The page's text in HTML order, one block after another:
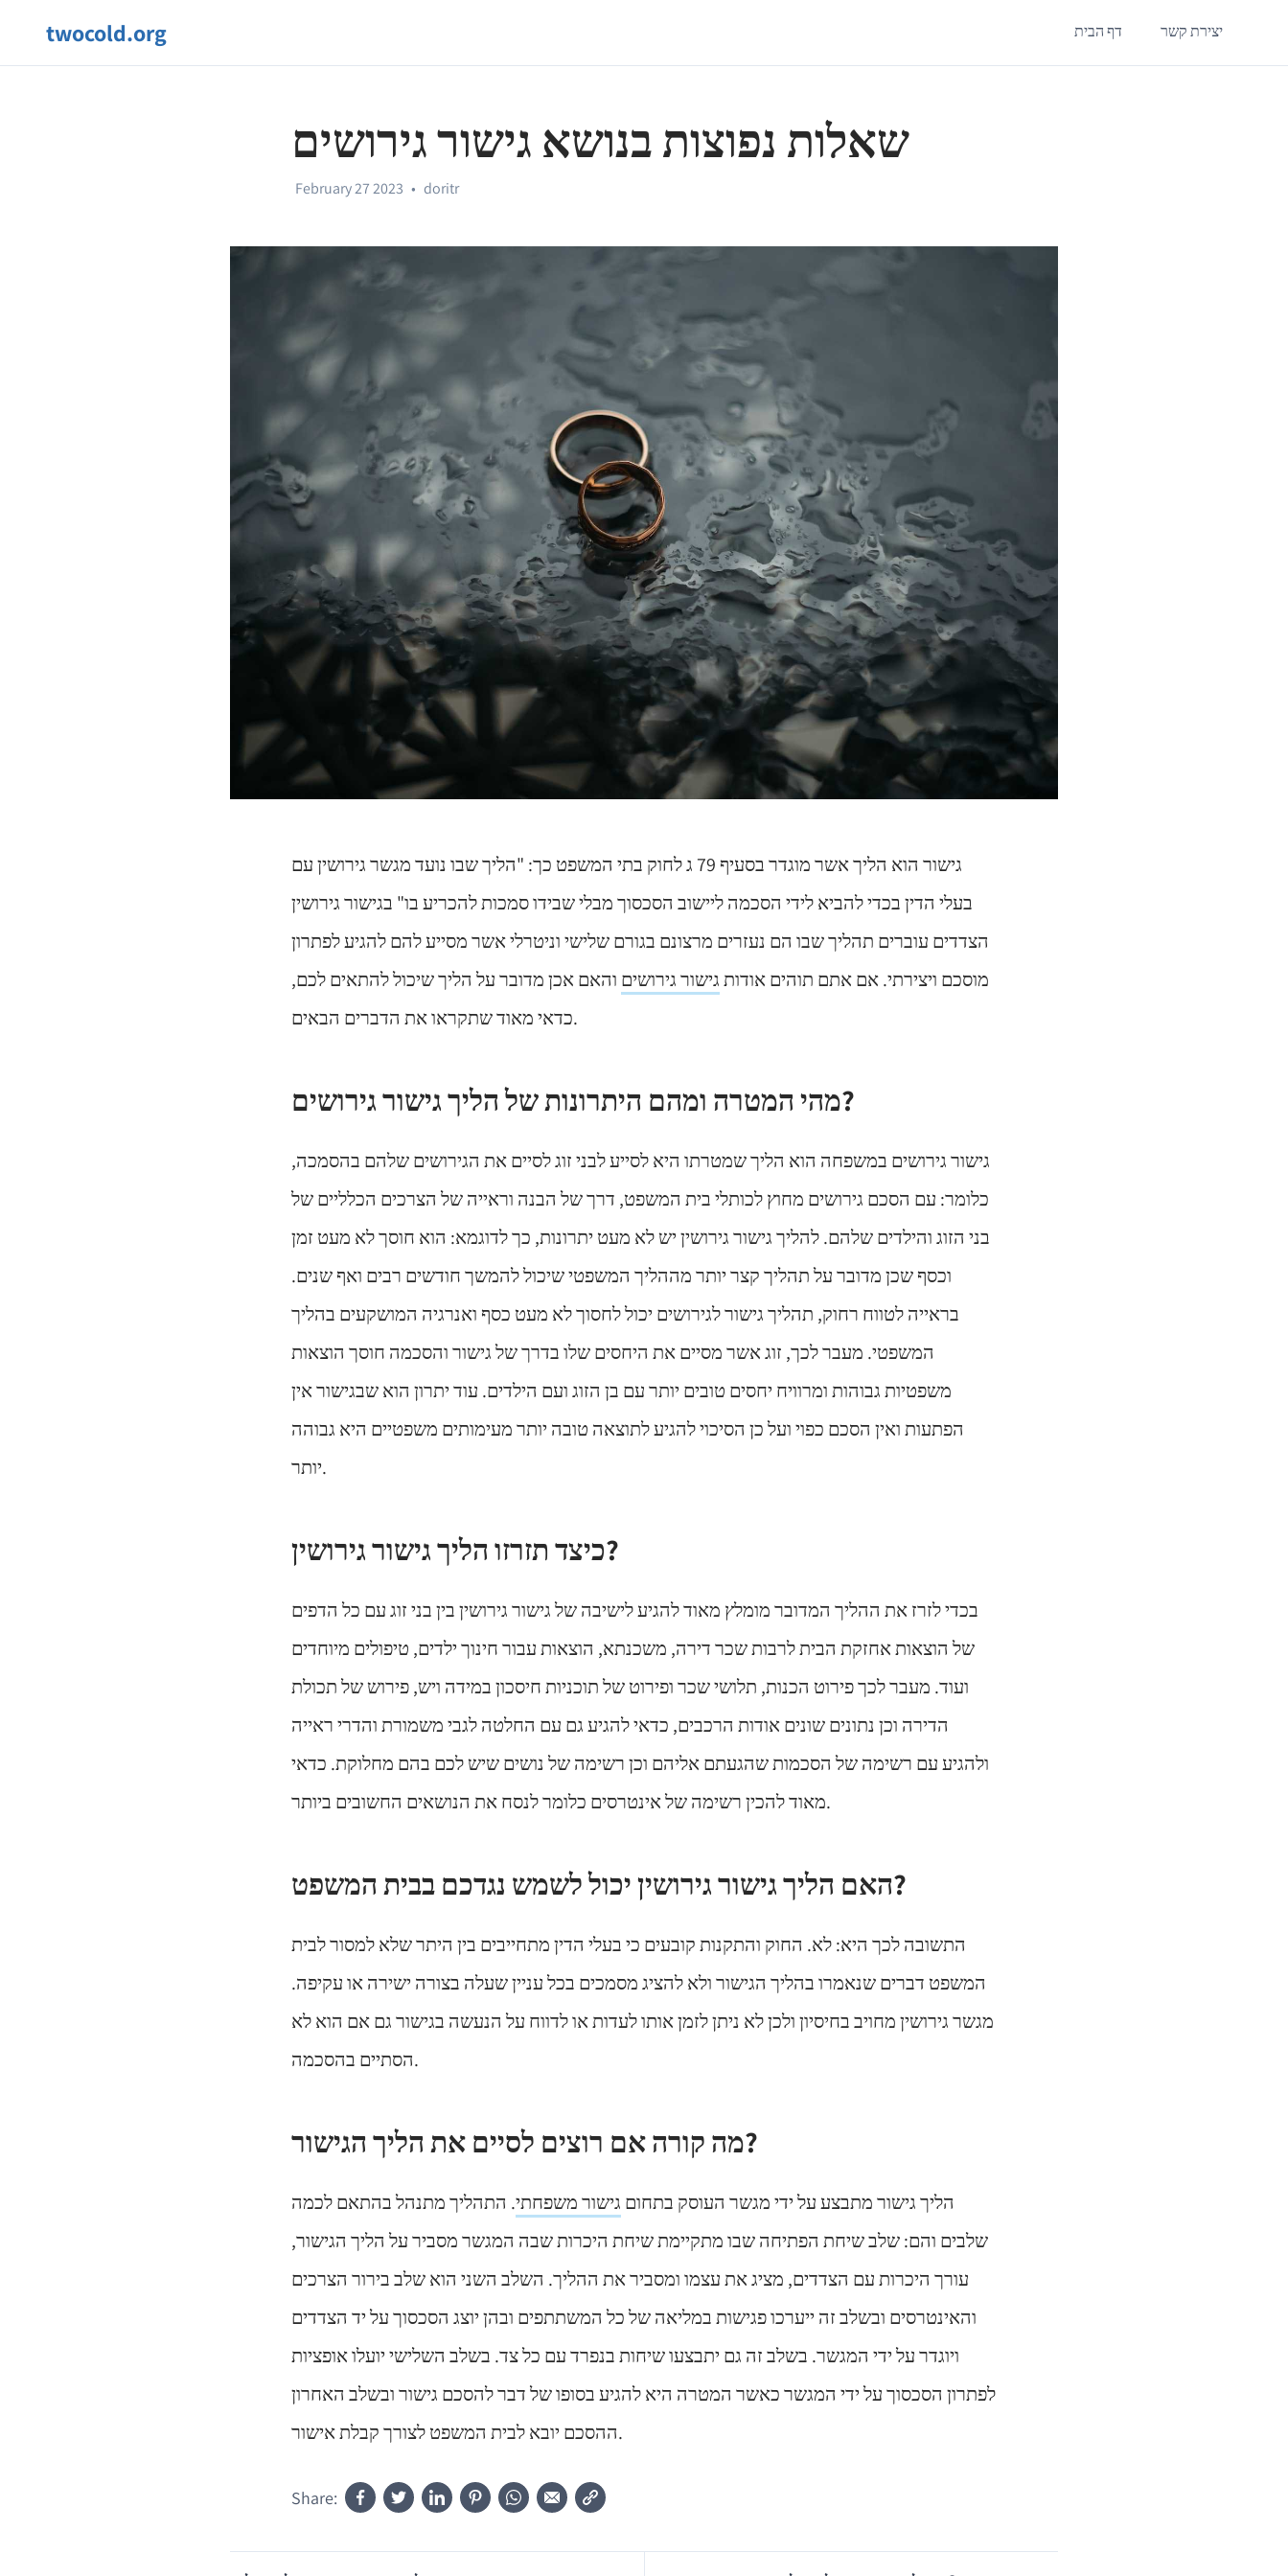
twocold.org דף הבית יצירת קשר
שאלות נפוצות בנושא גישור גירושים
February 27 2023 • doritr
גישור הוא הליך אשר מוגדר בסעיף 79 ג לחוק בתי המשפט כך: "הליך שבו נועד מגשר גירושין עם
בעלי הדין בכדי להביא לידי הסכמה ליישוב הסכסוך מבלי שבידו סמכות להכריע בו" בגישור גירושין
הצדדים עוברים תהליך שבו הם נעזרים מרצונם בגורם שלישי וניטרלי אשר מסייע להם להגיע לפתרון
מוסכם ויצירתי. אם אתם תוהים אודותגישור גירושים והאם אכן מדובר על הליך שיכול להתאים לכם,
כדאי מאוד שתקראו את הדברים הבאים.
מהי המטרה ומהם היתרונות של הליך גישור גירושים?
גישור גירושים במשפחה הוא הליך שמטרתו היא לסייע לבני זוג לסיים את הגירושים שלהם בהסמכה,
כלומר: עם הסכם גירושים מחוץ לכותלי בית המשפט, דרך של הבנה וראייה של הצרכים הכלליים של
בני הזוג והילדים שלהם. להליך גישור גירושין יש לא מעט יתרונות, כך לדוגמא: הוא חוסך לא מעט זמן
וכסף שכן מדובר על תהליך קצר יותר מההליך המשפטי שיכול להמשך חודשים רבים ואף שנים.
בראייה לטווח רחוק, תהליך גישור לגירושים יכול לחסוך לא מעט כסף ואנרגיה המושקעים בהליך
המשפטי. מעבר לכך, זוג אשר מסיים את היחסים שלו בדרך של גישור והסכמה חוסך הוצאות
משפטיות גבוהות ומרוויח יחסים טובים יותר עם בן הזוג ועם הילדים. עוד יתרון הוא שבגישור אין
הפתעות ואין הסכם כפוי ועל כן הסיכוי להגיע לתוצאה טובה יותר מעימותים משפטיים היא גבוהה
יותר.
כיצד תזרזו הליך גישור גירושין?
בכדי לזרז את ההליך המדובר מומלץ מאוד להגיע לישיבה של גישור גירושין בין בני זוג עם כל הדפים
של הוצאות אחזקת הבית לרבות שכר דירה, משכנתא, הוצאות עבור חינוך ילדים, טיפולים מיוחדים
ועוד. מעבר לכך פירוט הכנות, תלושי שכר ופירוט של תוכניות חיסכון במידה ויש, פירוש של תכולת
הדירה וכן נתונים שונים אודות הרכבים, כדאי להגיע גם עם החלטה לגבי משמורת והדרי ראייה
ולהגיע עם רשימה של הסכמות שהגעתם אליהם וכן רשימה של נושים שיש לכם בהם מחלוקת. כדאי
מאוד להכין רשימה של אינטרסים כלומר לנסח את הנושאים החשובים ביותר.
האם הליך גישור גירושין יכול לשמש נגדכם בבית המשפט?
התשובה לכך היא: לא. החוק והתקנות קובעים כי בעלי הדין מתחייבים בין היתר שלא למסור לבית
המשפט דברים שנאמרו בהליך הגישור ולא להציג מסמכים בכל עניין שעלה בצורה ישירה או עקיפה.
מגשר גירושין מחויב בחיסיון ולכן לא ניתן לזמן אותו לעדות או לדווח על הנעשה בגישור גם אם הוא לא
הסתיים בהסכמה.
מה קורה אם רוצים לסיים את הליך הגישור?
הליך גישור מתבצע על ידי מגשר העוסק בתחום גישור משפחתי. התהליך מתנהל בהתאם לכמה
שלבים והם: שלב שיחת הפתיחה שבו מתקיימת שיחת היכרות שבה המגשר מסביר על הליך הגישור,
עורך היכרות עם הצדדים, מציג את עצמו ומסביר את ההליך. השלב השני הוא שלב בירור הצרכים
והאינטרסים ובשלב זה ייערכו פגישות במליאה של כל המשתתפים ובהן יוצג הסכסוך על יד הצדדים
ויוגדר על ידי המגשר. בשלב זה גם יתבצעו שיחות בנפרד עם כל צד. בשלב השלישי יועלו אופציות
לפתרון הסכסוך על ידי המגשר כאשר המטרה היא להגיע בסופו של דבר להסכם גישור ובשלב האחרון
ההסכם יובא לבית המשפט לצורך קבלת אישור.
Share: